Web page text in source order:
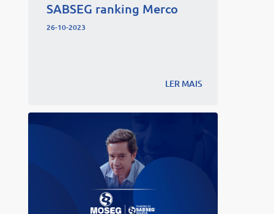
SABSEG ranking Merco
26-10-2023
LER MAIS